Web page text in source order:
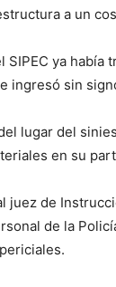
a un
SIPEC ya había
ingresó sin
lugar del
en su
juez de
de la